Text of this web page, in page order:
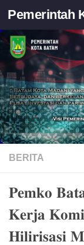
Skip to
Pemerintah
BERITA
𝐏𝐞𝐦𝐤𝐨
𝐊𝐞𝐫𝐣𝐚
𝐇𝐢𝐥𝐢𝐫𝐢𝐬𝐚𝐬𝐢